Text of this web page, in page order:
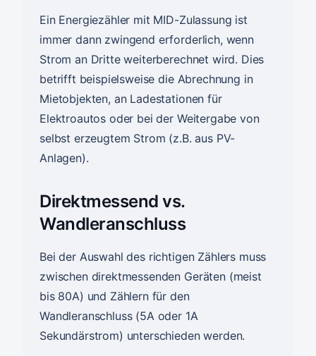
Ein Energiezähler mit MID-Zulassung ist
immer dann zwingend erforderlich, wenn
Strom an Dritte weiterberechnet wird. Dies
betrifft beispielsweise die Abrechnung in
Mietobjekten, an Ladestationen für
Elektroautos oder bei der Weitergabe von
selbst erzeugtem Strom (z.B. aus PV-
Anlagen).
Direktmessend vs.
Wandleranschluss
Bei der Auswahl des richtigen Zählers muss
zwischen direktmessenden Geräten (meist
bis 80A) und Zählern für den
Wandleranschluss (5A oder 1A
Sekundärstrom) unterschieden werden.